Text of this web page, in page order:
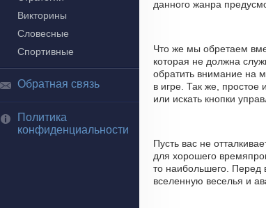
Викторины
Словесные
Спортивные
Обратная связь
Политика
конфиденциальности
данного жанра
Что же мы обретаем
которая не должна
обратить внимание на
в игре. Так же, простое
или искать кнопки
Пусть вас не
для хорошего
то наибольшего. Перед
вселенную веселья и